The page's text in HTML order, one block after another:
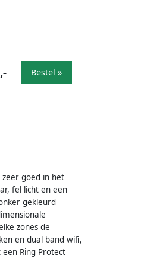
Bestel »
zeer goed in het
fel licht en een
gekleurd
zones de
en dual band wifi,
Ring Protect